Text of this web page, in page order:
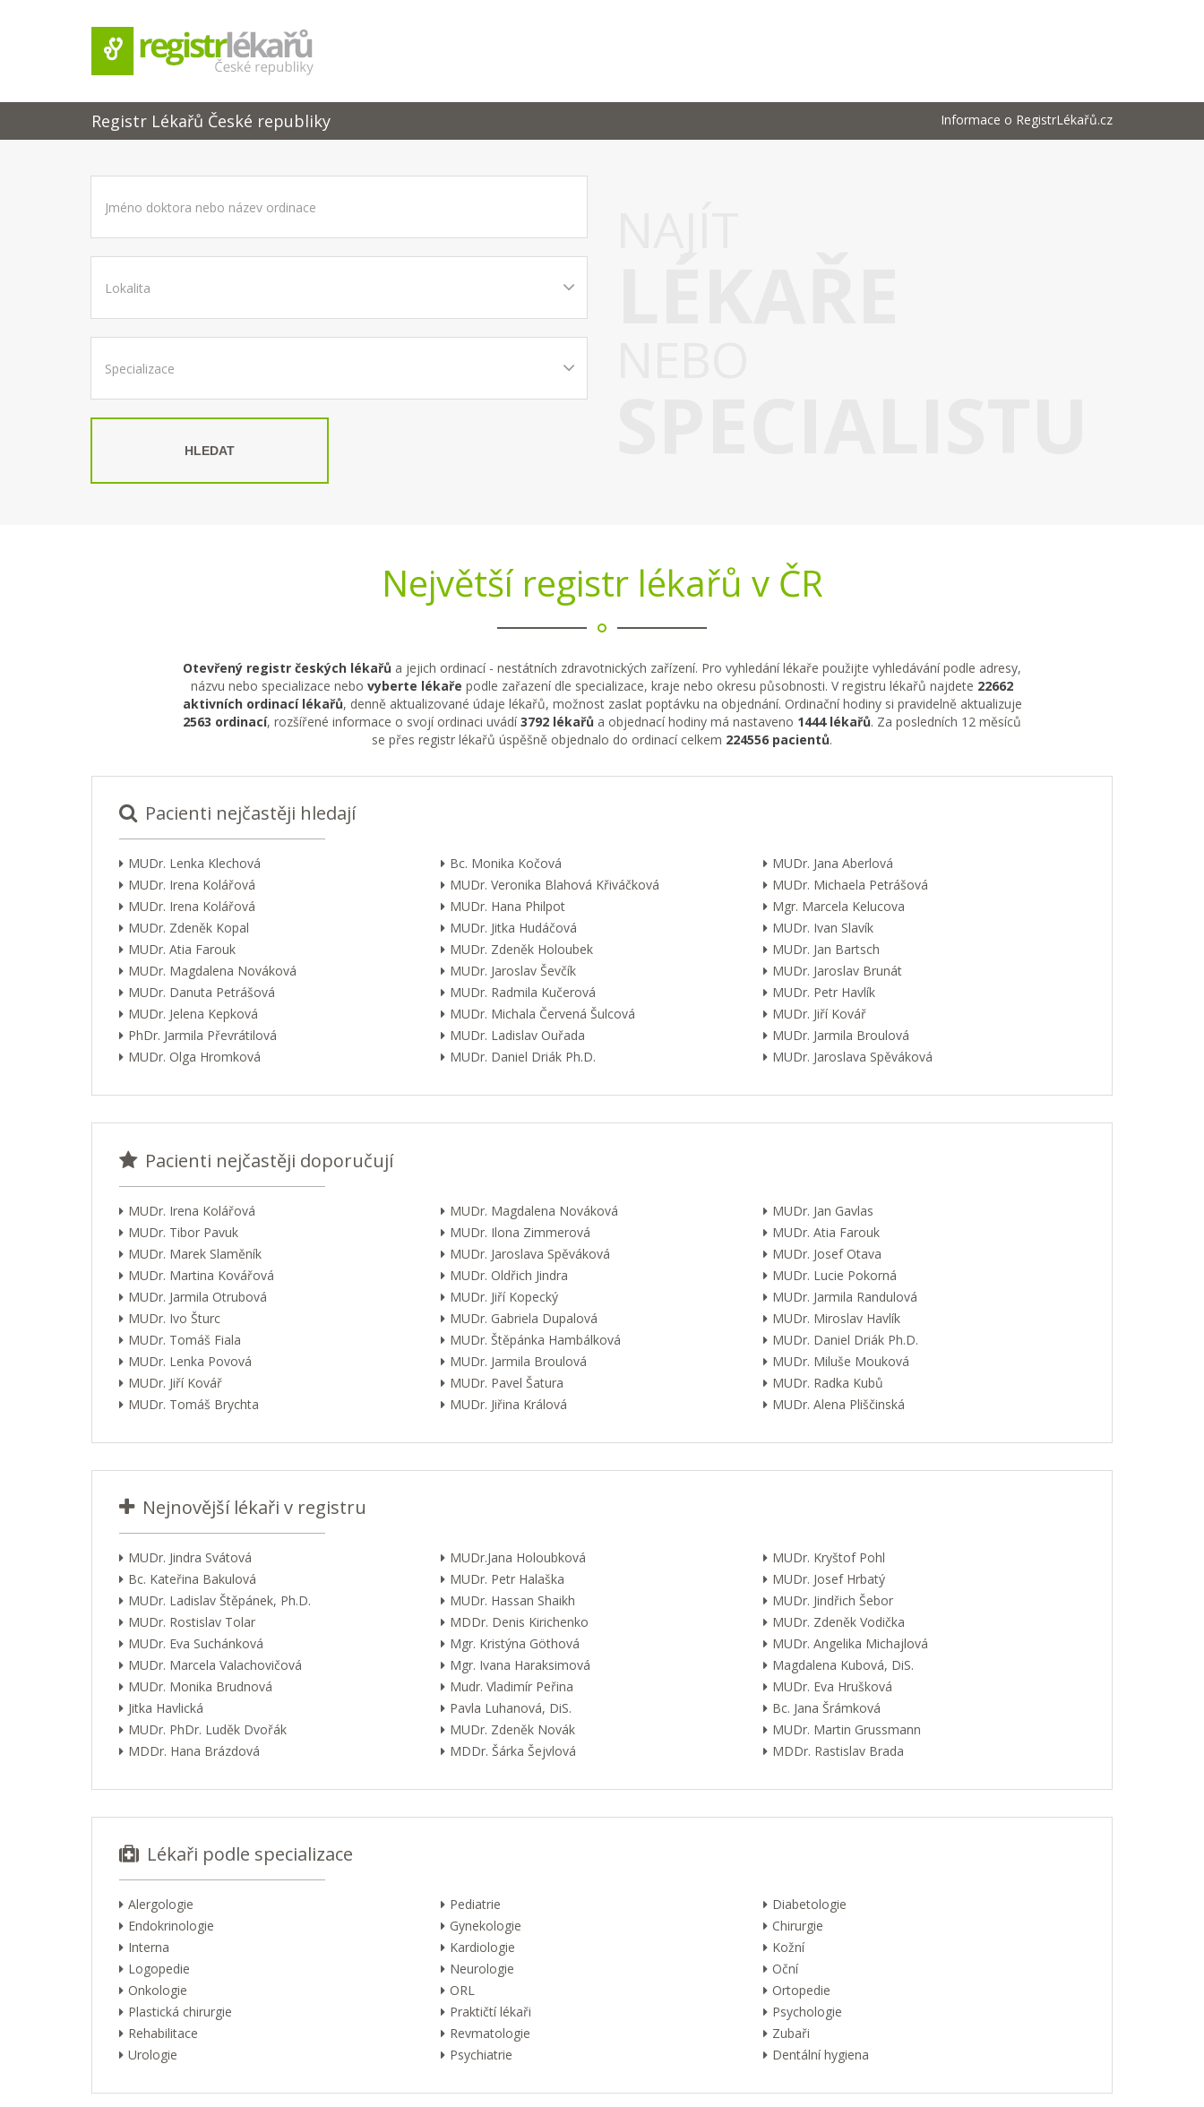
Registr Lékařů České republiky Informace o RegistrLékařů.cz
HLEDAT
Největší registr lékařů v ČR
Otevřený registr českých lékařů a jejich ordinací - nestátních zdravotnických zařízení. Pro vyhledání lékaře použijte vyhledávání podle adresy,
názvu nebo specializace nebo vyberte lékaře podle zařazení dle specializace, kraje nebo okresu působnosti. V registru lékařů najdete 22662
aktivních ordinací lékařů, denně aktualizované údaje lékařů, možnost zaslat poptávku na objednání. Ordinační hodiny si pravidelně aktualizuje
2563 ordinací, rozšířené informace o svojí ordinaci uvádí3792 lékařů a objednací hodiny má nastaveno 1444 lékařů. Za posledních 12 měsíců
se přes registr lékařů úspěšně objednalo do ordinací celkem 224556 pacientů.
Pacienti nejčastěji hledají
MUDr. Lenka Klechová Bc. Monika Kočová
MUDr. Jana Aberlová
MUDr. Irena Kolářová
MUDr. Veronika Blahová Křiváčková
MUDr. Michaela Petrášová
MUDr. Irena Kolářová
MUDr. Hana Philpot
Mgr. Marcela Kelucova
MUDr. Zdeněk Kopal
MUDr. Jitka Hudáčová
MUDr. Ivan Slavík
MUDr. Atia Farouk
MUDr. Zdeněk Holoubek
MUDr. Jan Bartsch
MUDr. Magdalena Nováková
MUDr. Jaroslav Ševčík
MUDr. Jaroslav Brunát
MUDr. Danuta Petrášová
MUDr. Radmila Kučerová
MUDr. Petr Havlík
MUDr. Jelena Kepková
MUDr. Michala Červená Šulcová
MUDr. Jiří Kovář
PhDr. Jarmila Převrátilová
MUDr. Ladislav Ouřada
MUDr. Jarmila Broulová
MUDr. Olga Hromková
MUDr. Daniel Driák Ph.D. MUDr. Jaroslava Spěváková
Pacienti nejčastěji doporučují
MUDr. Irena Kolářová MUDr. Magdalena Nováková
MUDr. Jan Gavlas
MUDr. Tibor Pavuk
MUDr. Ilona Zimmerová
MUDr. Atia Farouk
MUDr. Marek Slaměník
MUDr. Jaroslava Spěváková
MUDr. Josef Otava
MUDr. Martina Kovářová
MUDr. Oldřich Jindra
MUDr. Lucie Pokorná
MUDr. Jarmila Otrubová
MUDr. Jiří Kopecký
MUDr. Jarmila Randulová
MUDr. Ivo Šturc
MUDr. Gabriela Dupalová
MUDr. Miroslav Havlík
MUDr. Tomáš Fiala
MUDr. Štěpánka Hambálková
MUDr. Daniel Driák Ph.D.
MUDr. Lenka Povová
MUDr. Jarmila Broulová
MUDr. Miluše Mouková
MUDr. Jiří Kovář
MUDr. Pavel Šatura
MUDr. Radka Kubů
MUDr. Tomáš Brychta
MUDr. Jiřina Králová MUDr. Alena Pliščinská
Nejnovější lékaři v registru
MUDr. Jindra Svátová MUDr.Jana Holoubková
MUDr. Kryštof Pohl
Bc. Kateřina Bakulová
MUDr. Petr Halaška
MUDr. Josef Hrbatý
MUDr. Ladislav Štěpánek, Ph.D.
MUDr. Hassan Shaikh
MUDr. Jindřich Šebor
MUDr. Rostislav Tolar
MDDr. Denis Kirichenko
MUDr. Zdeněk Vodička
MUDr. Eva Suchánková
Mgr. Kristýna Göthová
MUDr. Angelika Michajlová
MUDr. Marcela Valachovičová
Mgr. Ivana Haraksimová
Magdalena Kubová, DiS.
MUDr. Monika Brudnová
Mudr. Vladimír Peřina
MUDr. Eva Hrušková
Jitka Havlická
Pavla Luhanová, DiS.
Bc. Jana Šrámková
MUDr. PhDr. Luděk Dvořák
MUDr. Zdeněk Novák
MUDr. Martin Grussmann
MDDr. Hana Brázdová
MDDr. Šárka Šejvlová MDDr. Rastislav Brada
Lékaři podle specializace
Alergologie Pediatrie
Diabetologie
Endokrinologie
Gynekologie
Chirurgie
Interna
Kardiologie
Kožní
Logopedie
Neurologie
Oční
Onkologie
ORL
Ortopedie
Plastická chirurgie
Praktičtí lékaři
Psychologie
Rehabilitace
Revmatologie
Zubaři
Urologie
Psychiatrie Dentální hygiena